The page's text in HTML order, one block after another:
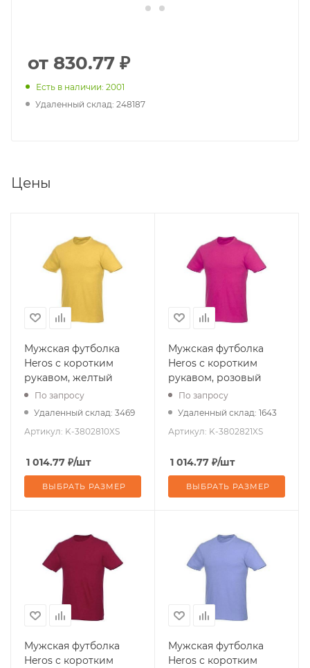
от 830.77 ₽
Есть в наличии: 2001
Удаленный склад: 248187
Цены
Мужская футболка
Heros с коротким
рукавом, желтый
По запросу
Удаленный склад: 3469
Артикул: K-3802810XS
1 014.77 ₽/шт
ВЫБРАТЬ РАЗМЕР
Мужская футболка
Heros с коротким
рукавом, розовый
По запросу
Удаленный склад: 1643
Артикул: K-3802821XS
1 014.77 ₽/шт
ВЫБРАТЬ РАЗМЕР
Мужская футболка
Heros с коротким
Мужская футболка
Heros с коротким